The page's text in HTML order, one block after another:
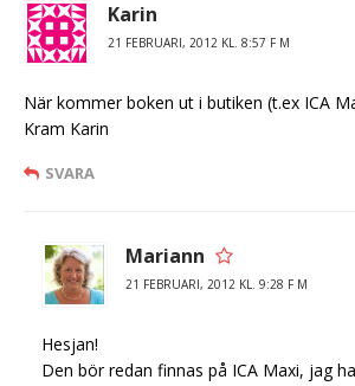
Karin
21 FEBRUARI, 2012 KL. 8:57 F M
När kommer boken ut i butiken (t.ex ICA
Kram Karin
SVARA
Mariann
21 FEBRUARI, 2012 KL. 9:28 F M
Hesjan!
Den bör redan finnas på ICA Maxi, jag